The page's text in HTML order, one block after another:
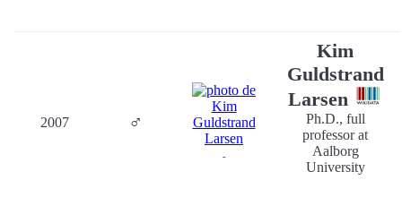
2007 ♂
-
Kim
Guldstrand
Larsen
Ph.D., full
professor at
Aalborg
University